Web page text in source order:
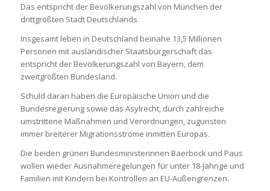
Das entspricht der Bevölkerungszahl von München der
drittgrößten Stadt Deutschlands.
Insgesamt leben in Deutschland beinahe 13,5 Millionen
Personen mit ausländischer Staatsbürgerschaft das
entspricht der Bevölkerungszahl von Bayern, dem
zweitgrößten Bundesland.
Schuld daran haben die Europäische Union und die
Bundesregierung sowie das Asylrecht, durch zahlreiche
umstrittene Maßnahmen und Verordnungen, zugunsten
immer breiterer Migrationsströme inmitten Europas.
Die beiden grünen Bundesministerinnen Baerbock und Paus
wollen wieder Ausnahmeregelungen für unter 18-Jährige und
Familien mit Kindern bei Kontrollen an EU-Außengrenzen.